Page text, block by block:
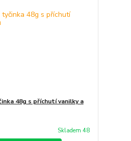
48g s příchutí vanilky a
Skladem 48